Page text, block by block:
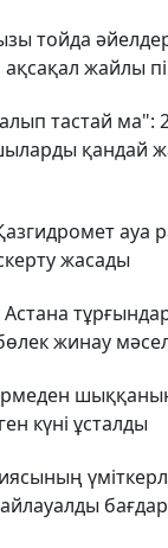
тойда
жайлы
тастай ма":
қандай
ауа
жасады
жинау
күні ұсталды